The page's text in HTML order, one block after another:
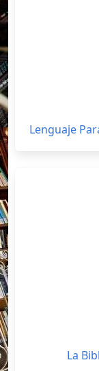
Lenguaje
La